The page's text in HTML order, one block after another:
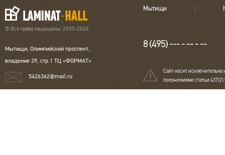
© Все права защищены. 2005-2026
Мытищи, Олимпийский проспект,
владение 29, стр.1 ТЦ «ФОРМАТ»
5426362@mail.ru
Мытищи
8 (495) --- - -- - --
Сайт носит исключительно
положениями статьи